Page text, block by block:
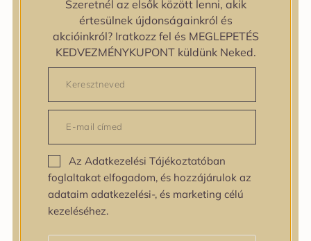
zipiderm
Bőrállapot
Bőrállapot
Bőrtípus
Bőrtípus
Kombinált
Száraz
Zsíros
Bőrprobléma
Bőrprobléma
Bőrpír
Dehidratált bőr
Egyenetlen bőrtextúra
Szeretnél az elsők között lenni, akik
értesülnek újdonságainkról és
akcióinkról? Iratkozz fel és MEGLEPETÉS
KEDVEZMÉNYKUPONT küldünk Neked.
Az Adatkezelési Tájékoztatóban
foglaltakat elfogadom, és hozzájárulok az
adataim adatkezelési-, és marketing célú
kezeléséhez.